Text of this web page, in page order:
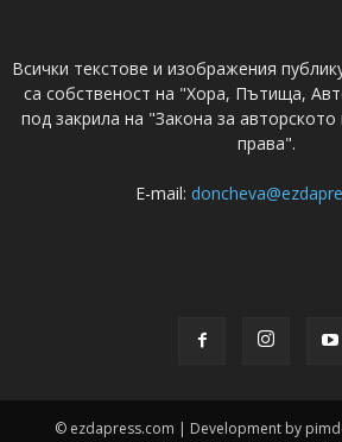
Всички текстове и изображения
са собственост на "Хора, Пътища,
под закрила на "Закона за
права".
E-mail:
© ezdapress.com | Development by